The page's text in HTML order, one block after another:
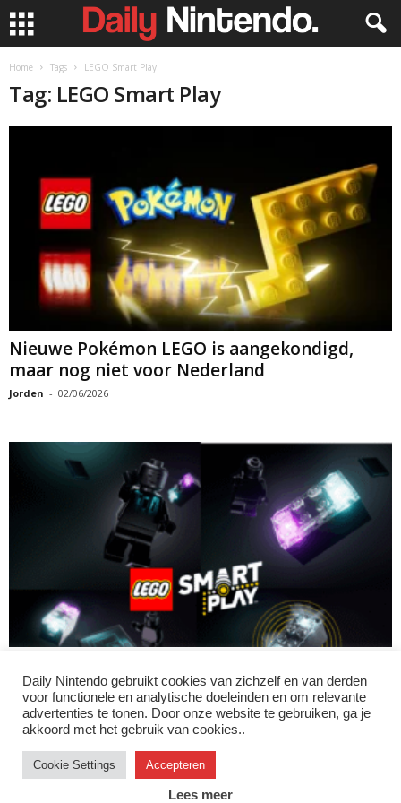
Home Tags LEGO Smart Play
Tag: LEGO Smart Play
Nieuwe Pokémon LEGO is aangekondigd,
maar nog niet voor Nederland
Jorden - 02/06/2026
Smart Bricks onthuld
Jorden - 05/01/2026
Instagram Facebook X/Twitter
Daily Nintendo gebruikt cookies van zichzelf en van derden
voor functionele en analytische doeleinden en om relevante
advertenties te tonen. Door onze website te gebruiken, ga je
akkoord met het gebruik van cookies..
Cookie Settings Accepteren
Lees meer